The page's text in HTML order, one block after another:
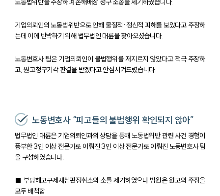
노동법위반을 주장하며 손해배상 청구 소송을 제기하였습니다.
기업의뢰인의 노동법위반으로 인해 물질적·정신적 피해를 보았다고 주장하
는데 이에 반박하기 위해 법무법인 대륜을 찾아오셨습니다.
노동변호사 팀은 기업의뢰인이 불법행위를 저지르지 않았다고 적극 주장하
고, 원고청구기각 판결을 받겠다고 안심시켜드렸습니다.
노동변호사 “피고들의 불법행위 확인되지 않아”
법무법인 대륜은 기업의뢰인과의 상담을 통해 노동법위반 관련 사건 경험이
풍부한 3인 이상 전문가로 이뤄진 3인 이상 전문가로 이뤄진 노동변호사 팀
을 구성하였습니다.
■ 부당해고구제재심판정취소의 소를 제기하였으나 법원은 원고의 주장을
모두 배척함